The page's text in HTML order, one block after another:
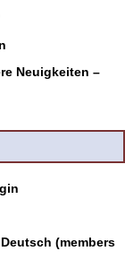
Neuigkeiten –
(members